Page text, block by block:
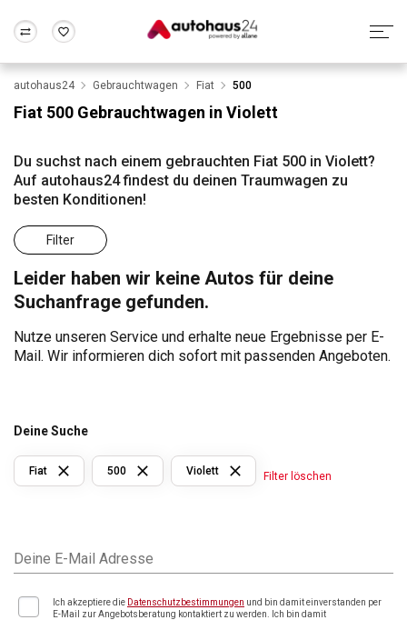
Wir bewerten dein Auto
Alle Fragen & Antworten
Rund um die Inzahlungnahme
Frankfurt Wuppertal
autohaus24 Gebrauchtwagen Fiat 500
Fiat 500 Gebrauchtwagen in Violett
Du suchst nach einem gebrauchten Fiat 500 in Violett?
Auf autohaus24 findest du deinen Traumwagen zu
besten Konditionen!
Filter
Leider haben wir keine Autos für deine
Suchanfrage gefunden.
Nutze unseren Service und erhalte neue Ergebnisse per E-
Mail. Wir informieren dich sofort mit passenden Angeboten.
Deine Suche
Fiat 500 Violett Filter löschen
Deine E-Mail Adresse
Ich akzeptiere die Datenschutzbestimmungen und bin damit einverstanden per
E-Mail zur Angebotsberatung kontaktiert zu werden. Ich bin damit